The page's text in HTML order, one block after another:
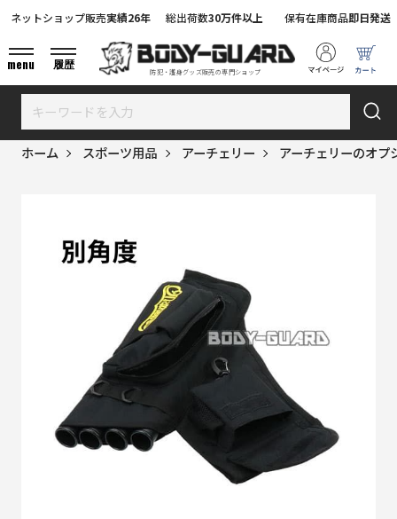
防犯・護身グッズ販売の専門ショップ
ネットショップ販売実績26年 総出荷数30万件以上 保有在庫商品即日発送
menu 履歴
ホーム スポーツ用品 アーチェリー アーチェリーのオプ